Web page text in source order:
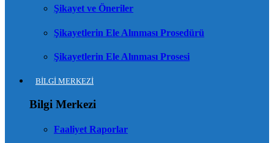
Şikayet ve Öneriler
Şikayetlerin Ele Alınması Prosedürü
Şikayetlerin Ele Alınması Prosesi
BİLGİ MERKEZİ
Bilgi Merkezi
Faaliyet Raporlar